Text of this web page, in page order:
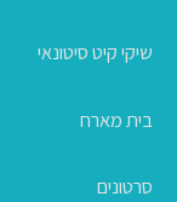
שיקי קיט סיטונאי
בית מארח
סרטונים